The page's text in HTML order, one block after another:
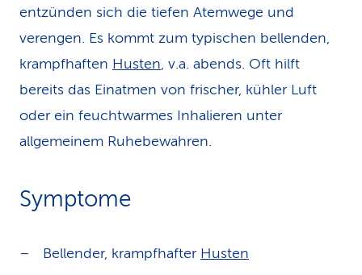
entzünden sich die tiefen Atemwege und
verengen. Es kommt zum typischen bellenden,
krampfhaften Husten, v.a. abends. Oft hilft
bereits das Einatmen von frischer, kühler Luft
oder ein feuchtwarmes Inhalieren unter
allgemeinem Ruhebewahren.
Symptome
Bellender, krampfhafter Husten